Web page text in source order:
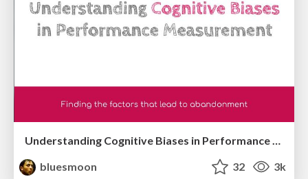
Understanding Cognitive Biases in Performance Measurement
bluesmoon
32 3k